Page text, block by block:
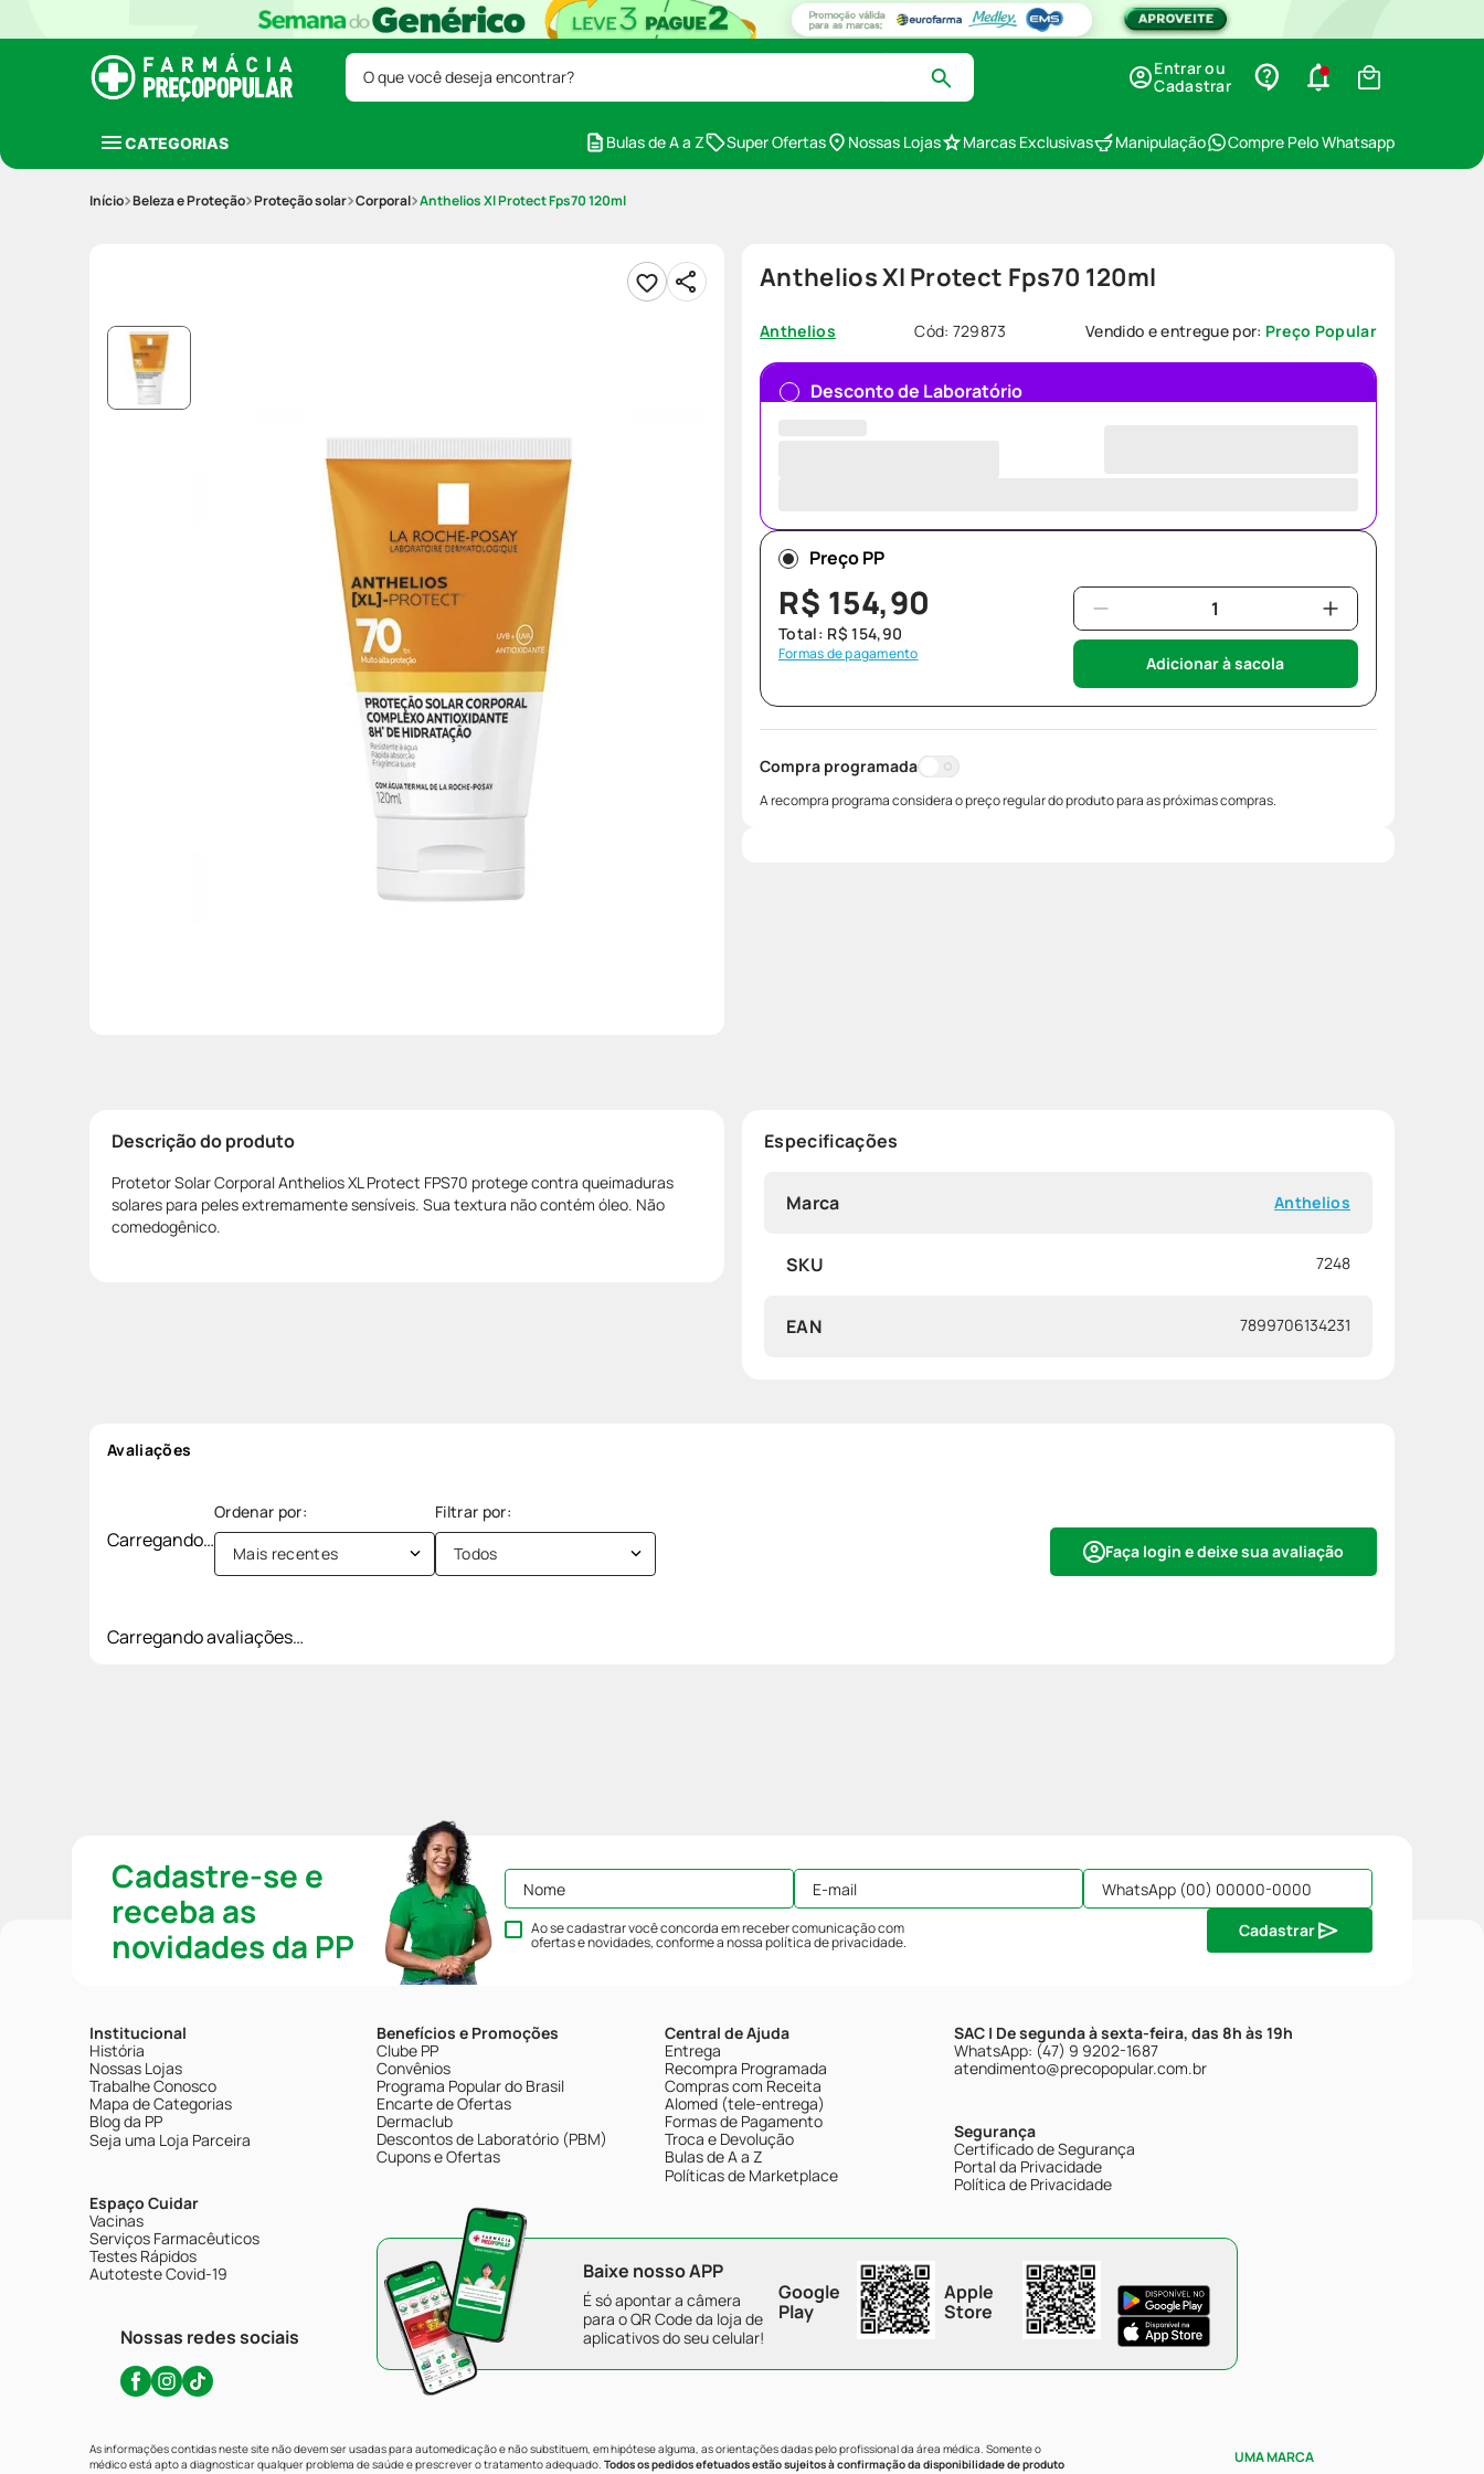
O que você deseja encontrar?
Entrar ou
Cadastrar
CATEGORIAS Bulas de A a Z Super Ofertas Nossas Lojas Marcas Exclusivas Manipulação Compre Pelo Whatsapp
Beleza e Proteção Proteção solar Corporal Anthelios Xl Protect Fps70 120ml
Anthelios Xl Protect Fps70 120ml
Anthelios Cód: 729873 Vendido e entregue por: Preço Popular
Desconto de Laboratório
Preço PP
R$ 154,90
Total: R$ 154,90
Formas de pagamento Adicionar à sacola
Compra programada
A recompra programa considera o preço regular do produto para as próximas compras.
Descrição do produto
Protetor Solar Corporal Anthelios XL Protect FPS70 protege contra queimaduras
solares para peles extremamente sensíveis. Sua textura não contém óleo. Não
comedogênico.
Especificações
Marca Anthelios
SKU 7248
EAN 7899706134231
Avaliações
Carregando… Faça login e deixe sua avaliação
Mais recentes Todos
Carregando avaliações…
Cadastre-se e
receba as
novidades da PP
Ao se cadastrar você concorda em receber comunicação com
ofertas e novidades, conforme a nossapolítica de privacidade.
Cadastrar
Institucional
História
Nossas Lojas
Trabalhe Conosco
Mapa de Categorias
Blog da PP
Seja uma Loja Parceira
Espaço Cuidar
Vacinas
Serviços Farmacêuticos
Testes Rápidos
Autoteste Covid-19
Nossas redes sociais
Benefícios e Promoções
Clube PP
Convênios
Programa Popular do Brasil
Encarte de Ofertas
Dermaclub
Descontos de Laboratório (PBM)
Cupons e Ofertas
Central de Ajuda
Entrega
Recompra Programada
Compras com Receita
Alomed (tele-entrega)
Formas de Pagamento
Troca e Devolução
Bulas de A a Z
Políticas de Marketplace
SAC | De segunda à sexta-feira, das 8h às 19h
WhatsApp: (47) 9 9202-1687
atendimento@precopopular.com.br
Segurança
Certificado de Segurança
Portal da Privacidade
Política de Privacidade
Baixe nosso APP
É só apontar a câmera
para o QR Code da loja de
aplicativos do seu celular!
Google
Play
Apple
Store
As informações contidas neste site não devem ser usadas para automedicação e não substituem, em hipótese alguma, as orientações dadas pelo profissional da área médica. Somente o
médico está apto a diagnosticar qualquer problema de saúde e prescrever o tratamento adequado. Todos os pedidos efetuados estão sujeitos à confirmação da disponibilidade de produto
UMA MARCA